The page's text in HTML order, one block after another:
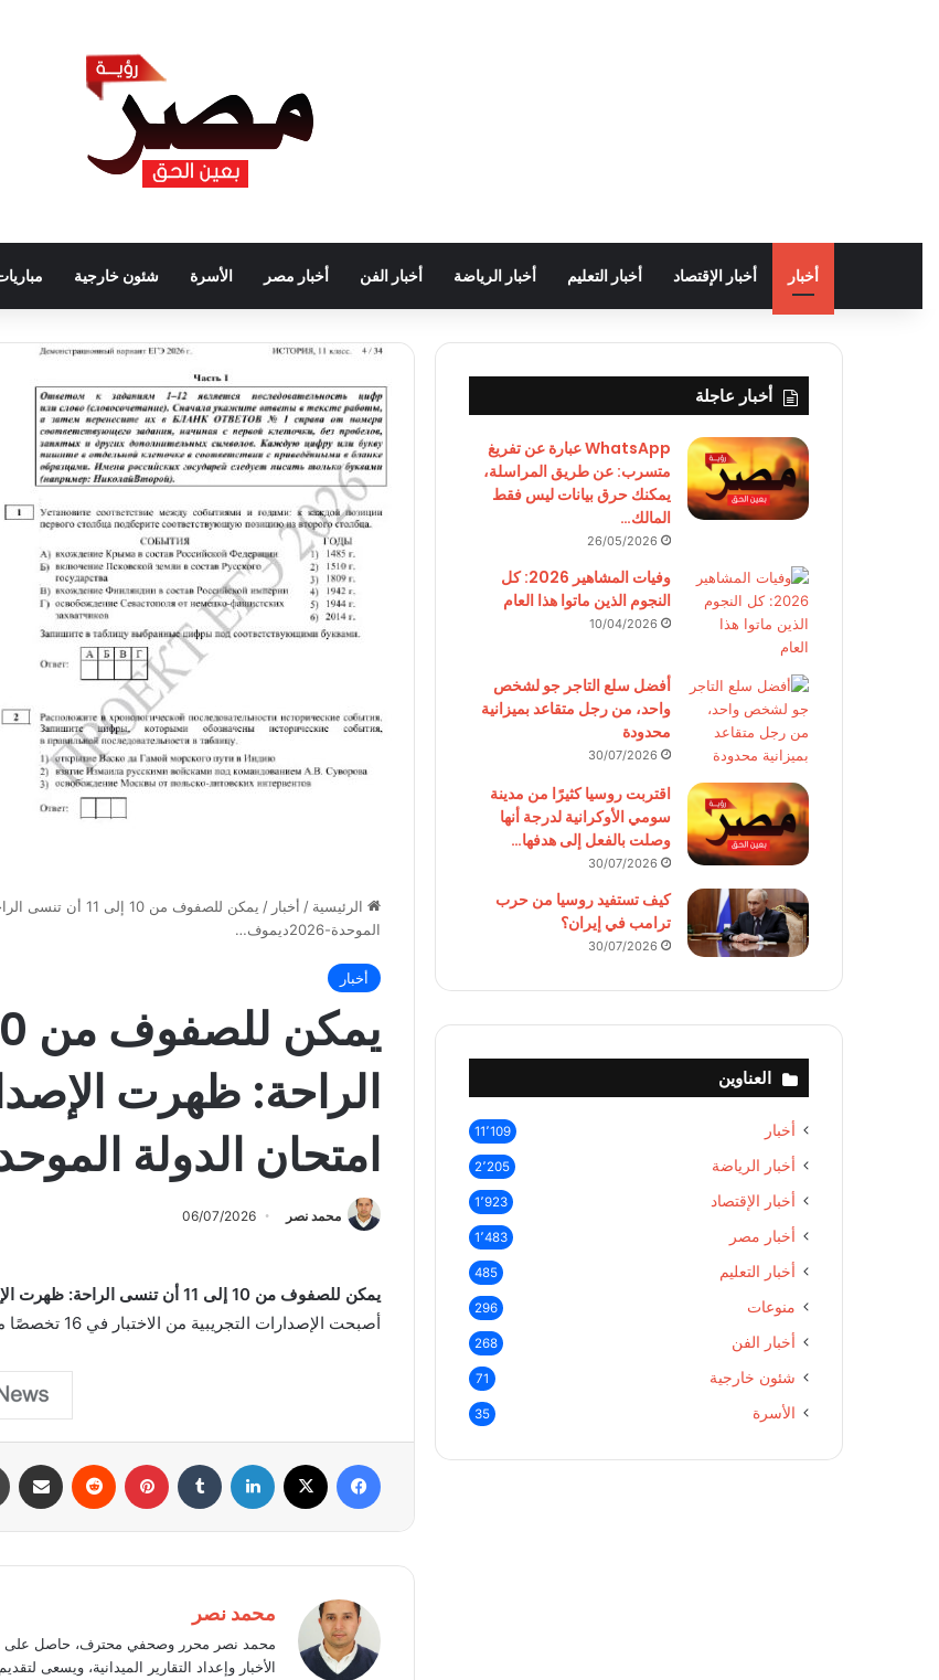
أخبار أخبار الإقتصاد أخبار التعليم أخبار الرياضة أخبار الفن أخبار مصر الأسرة شئون خارجية
الرئيسية / أخبار /
يمكن للصفوف من
الموحدة-2026ديموف…
أخبار
الراحة: ظهرت
امتحان الدولة الموحدة-
محمد نصر 06/07/2026
يمكن للصفوف من 10 إلى 11 أن تنسى الراحة: ظهرت الإصدارات الرسمية لامتحان الدولة الموحدة 2026
أصبحت الإصدارات التجريبية من الاختبار في 16 تخصصًا متاحة على موقع FIPI الإلكتروني.
فيسبوك لينكدإن بينتيريست
محمد نصر
محمد نصر محرر وصحفي محترف، حاصل على
الأخبار وإعداد التقارير الميدانية، ويسعى
أخبار عاجلة
WhatsApp عبارة عن تفريغ
متسرب: عن طريق المراسلة،
يمكنك حرق بيانات ليس فقط
المالك…
26/05/2026
وفيات المشاهير 2026: كل
النجوم الذين ماتوا هذا العام
10/04/2026
أفضل سلع التاجر جو لشخص
واحد، من رجل متقاعد بميزانية
محدودة
30/07/2026
اقتربت روسيا كثيرًا من مدينة
سومي الأوكرانية لدرجة أنها
وصلت بالفعل إلى هدفها…
30/07/2026
كيف تستفيد روسيا من حرب
ترامب في إيران؟
30/07/2026
العناوين
أخبار 11٬109
أخبار الرياضة 2٬205
أخبار الإقتصاد 1٬923
أخبار مصر 1٬483
أخبار التعليم 485
منوعات 296
أخبار الفن 268
شئون خارجية 71
الأسرة 35